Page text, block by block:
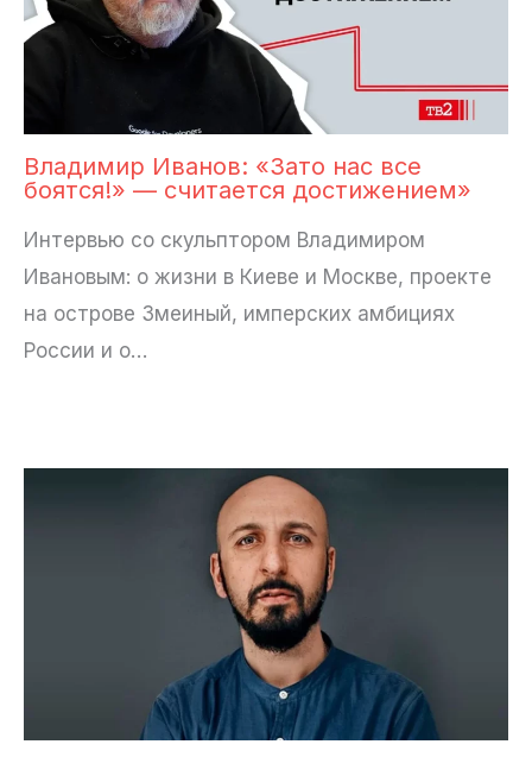
Владимир Иванов: «Зато нас все
боятся!» — считается достижением»
Интервью со скульптором Владимиром
Ивановым: о жизни в Киеве и Москве, проекте
на острове Змеиный, имперских амбициях
России и о…